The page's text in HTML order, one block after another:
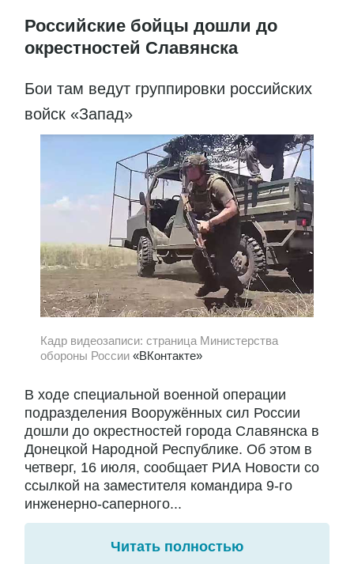
Российские бойцы дошли до
окрестностей Славянска
Бои там ведут группировки российских
войск «Запад»
Кадр видеозаписи: страница Министерства
обороны России «ВКонтакте»
В ходе специальной военной операции
подразделения Вооружённых сил России
дошли до окрестностей города Славянска в
Донецкой Народной Республике. Об этом в
четверг, 16 июля, сообщает РИА Новости со
ссылкой на заместителя командира 9-го
инженерно-саперного...
Читать полностью